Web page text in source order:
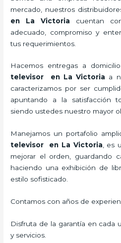
mercado, nuestros
en La Victoria cuentan
adecuado, compromiso y
tus requerimientos.
Hacemos entregas a
televisor en La Victoria a
caracterizamos por ser
apuntando a la satisfacción
siendo ustedes nuestro mayor
Manejamos un portafolio
televisor en La Victoria, es
mejorar el orden, guardando
haciendo una exhibición de
estilo sofisticado.
Contamos con años de
Disfruta de la garantía en cada
y servicios.